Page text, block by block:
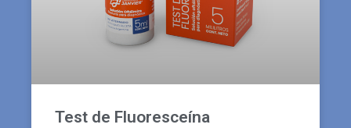
Test de Fluoresceína